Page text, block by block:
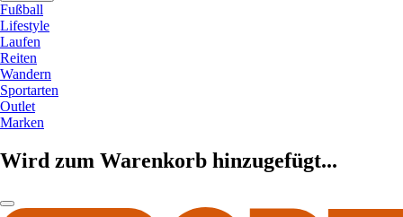
Fußball
Lifestyle
Laufen
Reiten
Wandern
Sportarten
Outlet
Marken
Wird zum Warenkorb hinzugefügt...